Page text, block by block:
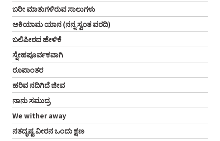
ಬರೀ ಮಾತುಗಳಿರುವ ಸಾಲುಗಳು
ಅಕಿಯಾಮ ಯಾನ (ನನ್ನ ಸ್ವಂತ ವರದಿ)
ಬಲಿಪೀಠದ ಹೇಳಿಕೆ
ಸ್ನೇಹಪೂರ್ವಕವಾಗಿ
ರೂಪಾಂತರ
ಹರಿವ ನದಿಗಿದೆ ಜೀವ
ನಾನು ಸಮುದ್ರ
We wither away
ನತದೃಷ್ಟ ವೀರನ ಒಂದು ಕ್ಷಣ